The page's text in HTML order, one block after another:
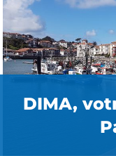
DIMA,